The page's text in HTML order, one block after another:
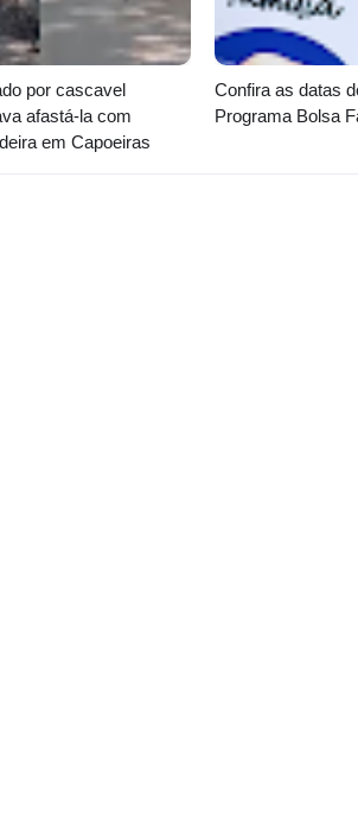
por cascavel
afastá-la com
em Capoeiras
Confira as datas
Programa Bolsa